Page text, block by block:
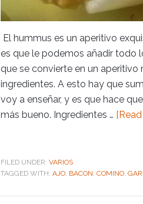
El hummus es un aperitivo
es que le podemos añadir todo
que se convierte en un
ingredientes. A esto hay que
voy a enseñar, y es que hace
más bueno. Ingredientes …
FILED UNDER: VARIOS
TAGGED WITH: AJO, BACON, COMINO,